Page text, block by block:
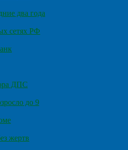
два года
сетях РФ
ДПС
до 9
жертв